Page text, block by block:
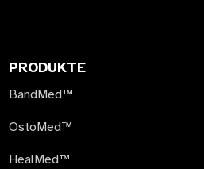
PRODUKTE
BandMed™
OstoMed™
HealMed™